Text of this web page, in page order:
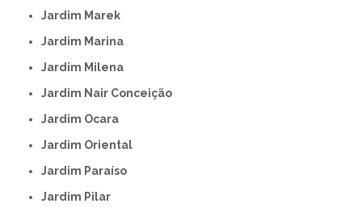
Jardim Marek
Jardim Marina
Jardim Milena
Jardim Nair Conceição
Jardim Ocara
Jardim Oriental
Jardim Paraíso
Jardim Pilar